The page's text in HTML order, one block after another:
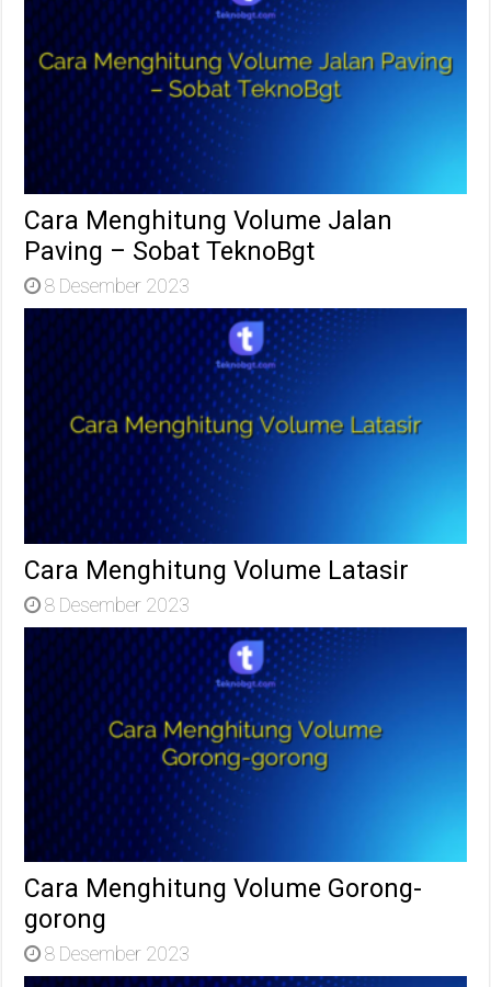
Cara Menghitung Volume Jalan
Paving – Sobat TeknoBgt
8 Desember 2023
Cara Menghitung Volume Latasir
8 Desember 2023
Cara Menghitung Volume Gorong-
gorong
8 Desember 2023